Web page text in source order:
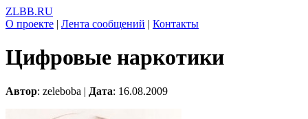
ZLBB.RU
О проекте | Лента сообщений | Контакты
Цифровые наркотики
Автор: zeleboba | Дата: 16.08.2009